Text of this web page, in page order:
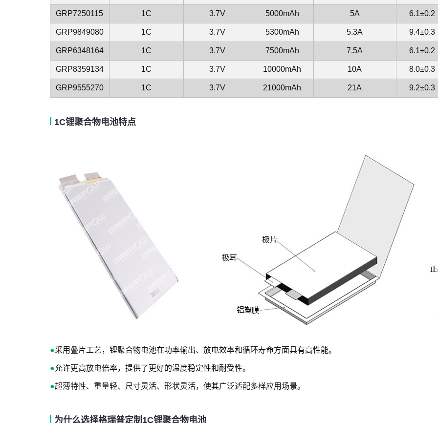
GRP7250115 1C 3.7V 5000mAh 5A 6.1±0.2
GRP9849080 1C 3.7V 5300mAh 5.3A 9.4±0.3
GRP6348164 1C 3.7V 7500mAh 7.5A 6.1±0.2
GRP8359134 1C 3.7V 10000mAh 10A 8.0±0.3
GRP9555270 1C 3.7V 21000mAh 21A 9.2±0.3
1C锂聚合物电池特点
●采用叠片工艺，锂聚合物电池在功率输出、放电效率和循环寿命方面具有高性能。
●允许更高放电倍率，提供了更好的温度稳定性和耐受性。
●超薄特性、重量轻、尺寸灵活、形状灵活，使其广泛适配多样应用场景。
为什么选择格瑞普定制1C锂聚合物电池